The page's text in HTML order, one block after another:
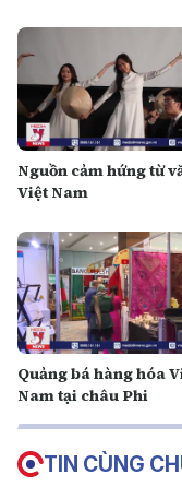
Nguồn cảm hứng từ
Việt Nam
Quảng bá hàng hóa
Nam tại châu Phi
TIN CÙNG